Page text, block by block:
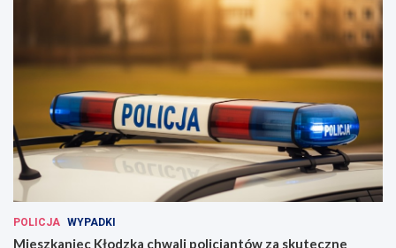
POLICJA WYPADKI
Mieszkaniec Kłodzka chwali policjantów za skuteczne